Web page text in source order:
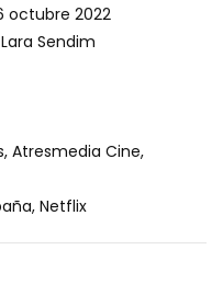
octubre 2022
Sendim
Atresmedia Cine,
Netflix